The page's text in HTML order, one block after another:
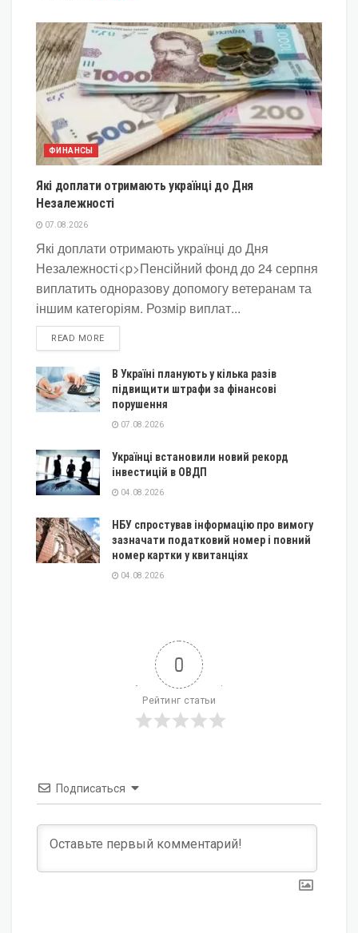
ФИНАНСЫ
Які доплати отримають українці до Дня
Незалежності
07.08.2026
Які доплати отримають українці до Дня
Незалежності<p>Пенсійний фонд до 24 серпня
виплатить одноразову допомогу ветеранам та
іншим категоріям. Розмір виплат...
READ MOREDETAILS
В Україні планують у кілька разів
підвищити штрафи за фінансові
порушення
07.08.2026
Українці встановили новий рекорд
інвестицій в ОВДП
04.08.2026
НБУ спростував інформацію про вимогу
зазначати податковий номер і повний
номер картки у квитанціях
04.08.2026
0
Рейтинг статьи
Подписаться